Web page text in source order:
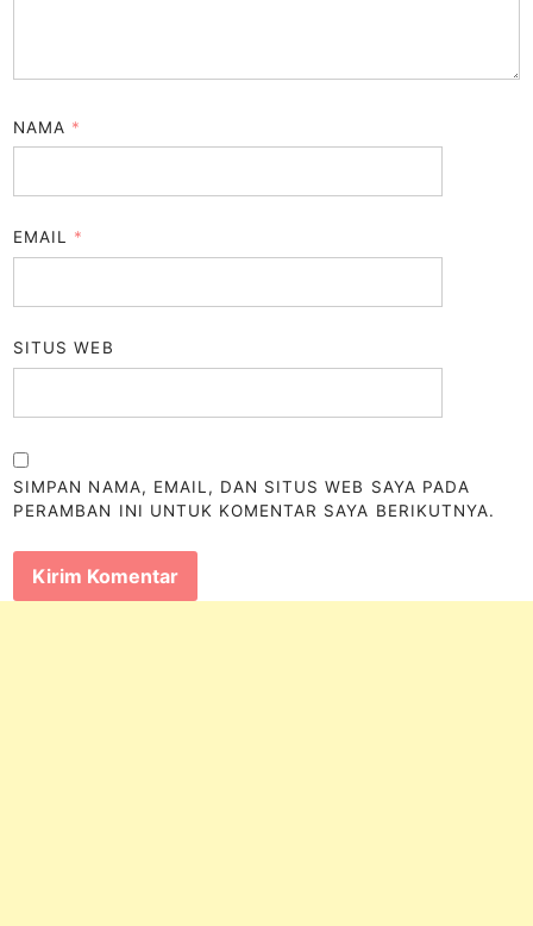
NAMA *
EMAIL *
SITUS WEB
SIMPAN NAMA, EMAIL, DAN SITUS WEB SAYA PADA
PERAMBAN INI UNTUK KOMENTAR SAYA BERIKUTNYA.